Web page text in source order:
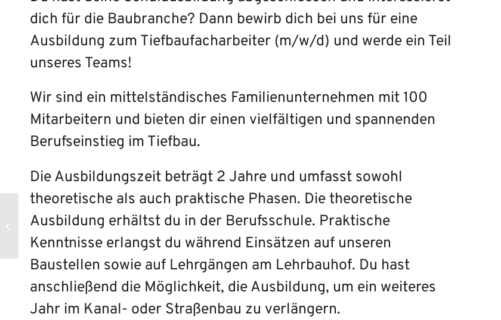
dich für die Baubranche? Dann bewirb dich bei uns für eine
Ausbildung zum Tiefbaufacharbeiter (m/w/d) und werde ein Teil
unseres Teams!
Wir sind ein mittelständisches Familienunternehmen mit 100
Mitarbeitern und bieten dir einen vielfältigen und spannenden
Berufseinstieg im Tiefbau.
Die Ausbildungszeit beträgt 2 Jahre und umfasst sowohl
theoretische als auch praktische Phasen. Die theoretische
Ausbildung erhältst du in der Berufsschule. Praktische
Kenntnisse erlangst du während Einsätzen auf unseren
Baustellen sowie auf Lehrgängen am Lehrbauhof. Du hast
anschließend die Möglichkeit, die Ausbildung, um ein weiteres
Jahr im Kanal- oder Straßenbau zu verlängern.
Maurer (m/w/d) | Josef
Pälmke GmbH & Co. KG,
Sendenhorst